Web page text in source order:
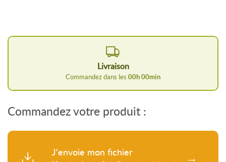
Livraison
Commandez dans les 00h 00min
Commandez votre produit :
J'envoie mon fichier